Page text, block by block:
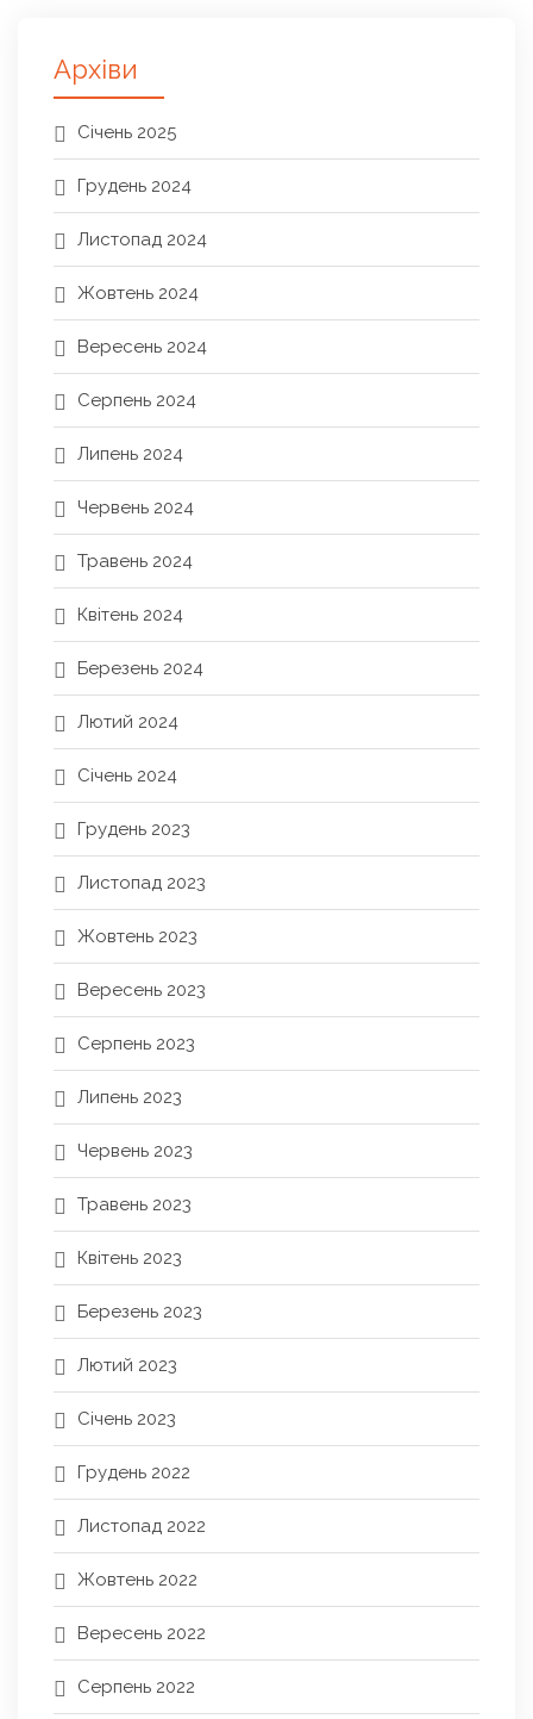
Архіви
Січень 2025
Грудень 2024
Листопад 2024
Жовтень 2024
Вересень 2024
Серпень 2024
Липень 2024
Червень 2024
Травень 2024
Квітень 2024
Березень 2024
Лютий 2024
Січень 2024
Грудень 2023
Листопад 2023
Жовтень 2023
Вересень 2023
Серпень 2023
Липень 2023
Червень 2023
Травень 2023
Квітень 2023
Березень 2023
Лютий 2023
Січень 2023
Грудень 2022
Листопад 2022
Жовтень 2022
Вересень 2022
Серпень 2022